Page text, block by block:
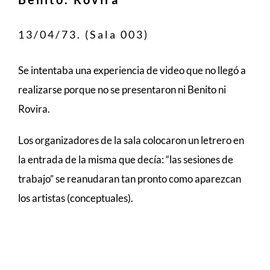
13/04/73. (Sala 003)
Se intentaba una experiencia de video que no llegó a
realizarse porque no se presentaron ni Benito ni
Rovira.
Los organizadores de la sala colocaron un letrero en
la entrada de la misma que decía: “las sesiones de
trabajo” se reanudaran tan pronto como aparezcan
los artistas (conceptuales).